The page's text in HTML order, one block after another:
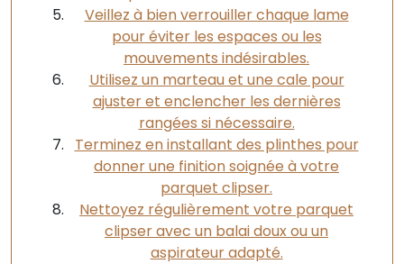
Veillez à bien verrouiller chaque lame
pour éviter les espaces ou les
mouvements indésirables.
Utilisez un marteau et une cale pour
ajuster et enclencher les dernières
rangées si nécessaire.
Terminez en installant des plinthes pour
donner une finition soignée à votre
parquet clipser.
Nettoyez régulièrement votre parquet
clipser avec un balai doux ou un
aspirateur adapté.